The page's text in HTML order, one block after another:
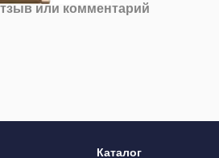
или комментарий
Каталог